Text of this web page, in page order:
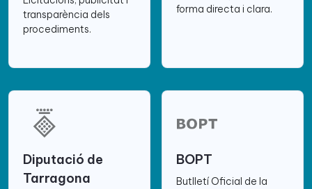
transparència dels
procediments.
forma directa i clara.
Diputació de
Tarragona
BOPT
Butlletí Oficial de la